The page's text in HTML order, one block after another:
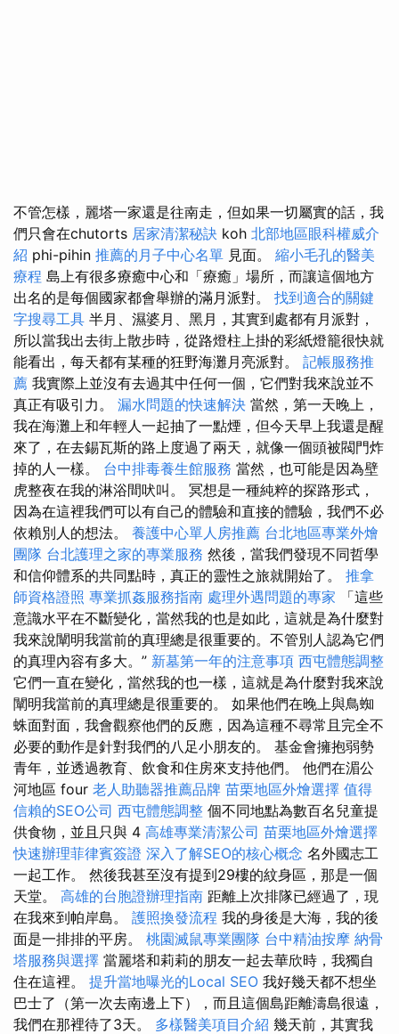
不管怎樣，麗塔一家還是往南走，但如果一切屬實的話，我
們只會在chutorts 居家清潔秘訣 koh 北部地區眼科權威介
紹 phi-pihin 推薦的月子中心名單 見面。 縮小毛孔的醫美
療程 島上有很多療癒中心和「療癒」場所，而讓這個地方
出名的是每個國家都會舉辦的滿月派對。 找到適合的關鍵
字搜尋工具 半月、濕婆月、黑月，其實到處都有月派對，
所以當我出去街上散步時，從路燈柱上掛的彩紙燈籠很快就
能看出，每天都有某種的狂野海灘月亮派對。 記帳服務推
薦 我實際上並沒有去過其中任何一個，它們對我來說並不
真正有吸引力。 漏水問題的快速解決 當然，第一天晚上，
我在海灘上和年輕人一起抽了一點煙，但今天早上我還是醒
來了，在去錫瓦斯的路上度過了兩天，就像一個頭被閥門炸
掉的人一樣。 台中排毒養生館服務 當然，也可能是因為壁
虎整夜在我的淋浴間吠叫。 冥想是一種純粹的探路形式，
因為在這裡我們可以有自己的體驗和直接的體驗，我們不必
依賴別人的想法。 養護中心單人房推薦 台北地區專業外燴
團隊 台北護理之家的專業服務 然後，當我們發現不同哲學
和信仰體系的共同點時，真正的靈性之旅就開始了。 推拿
師資格證照 專業抓姦服務指南 處理外遇問題的專家 「這些
意識水平在不斷變化，當然我的也是如此，這就是為什麼對
我來說闡明我當前的真理總是很重要的。不管別人認為它們
的真理內容有多大。” 新墓第一年的注意事項 西屯體態調整
它們一直在變化，當然我的也一樣，這就是為什麼對我來說
闡明我當前的真理總是很重要的。 如果他們在晚上與鳥蜘
蛛面對面，我會觀察他們的反應，因為這種不尋常且完全不
必要的動作是針對我們的八足小朋友的。 基金會擁抱弱勢
青年，並透過教育、飲食和住房來支持他們。 他們在湄公
河地區 four 老人助聽器推薦品牌 苗栗地區外燴選擇 值得
信賴的SEO公司 西屯體態調整 個不同地點為數百名兒童提
供食物，並且只與 4 高雄專業清潔公司 苗栗地區外燴選擇
快速辦理菲律賓簽證 深入了解SEO的核心概念 名外國志工
一起工作。 然後我甚至沒有提到29樓的紋身區，那是一個
天堂。 高雄的台胞證辦理指南 距離上次排隊已經過了，現
在我來到帕岸島。 護照換發流程 我的身後是大海，我的後
面是一排排的平房。 桃園滅鼠專業團隊 台中精油按摩 納骨
塔服務與選擇 當麗塔和莉莉的朋友一起去華欣時，我獨自
住在這裡。 提升當地曝光的Local SEO 我好幾天都不想坐
巴士了（第一次去南邊上下），而且這個島距離濤島很遠，
我們在那裡待了3天。 多樣醫美項目介紹 幾天前，其實我